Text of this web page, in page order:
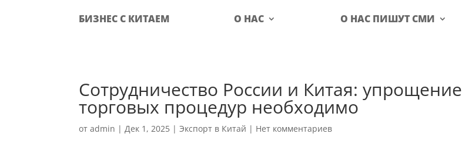
БИЗНЕС С КИТАЕМ О НАС О НАС ПИШУТ СМИ
Сотрудничество России и Китая: упрощение
торговых процедур необходимо
отadmin |Дек 1, 2025 |Экспорт в Китай | Нет комментариев